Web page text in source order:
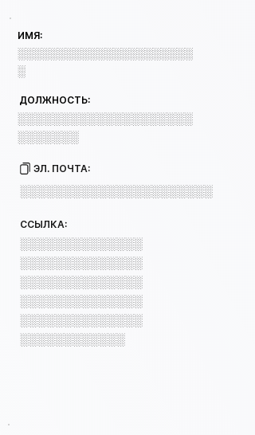
ИМЯ:
░░░░░░░░░░░░░░░░░░░░░░
░
ДОЛЖНОСТЬ:
░░░░░░░░░░░░░░░░░░░░
░░░░░░░
ЭЛ. ПОЧТА:
░░░░░░░░░░░░░░░░░░░░░░
ССЫЛКА:
░░░░░░░░░░░░░░
░░░░░░░░░░░░░░
░░░░░░░░░░░░░░
░░░░░░░░░░░░░░
░░░░░░░░░░░░░░
░░░░░░░░░░░░